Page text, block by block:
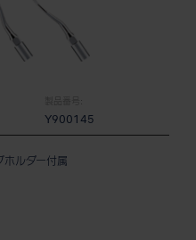
製品番号:
Y900145
ルダー付属